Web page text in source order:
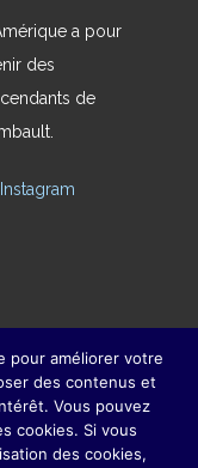
a pour
des
de
Instagram
sens
la mesure
fêtes de
pour améliorer votre
des contenus et
Vous pouvez
cookies. Si vous
des cookies,